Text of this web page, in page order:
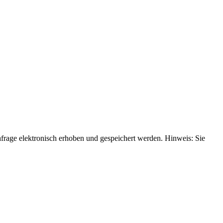
elektronisch erhoben und gespeichert werden. Hinweis: Sie